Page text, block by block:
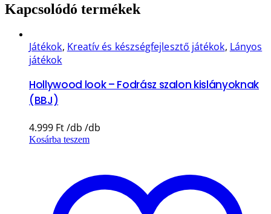
Kapcsolódó termékek
Játékok, Kreatív és készségfejlesztő játékok, Lányos
játékok
Hollywood look – Fodrász szalon kislányoknak
(BBJ)
4.999 Ft
Kosárba teszem